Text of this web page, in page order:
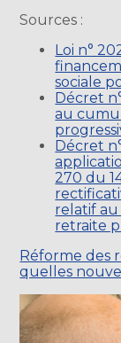
Sources :
Loi n°
sociale
Décret
au
Décret
270 du
relatif
retraite
Réforme des
quelles